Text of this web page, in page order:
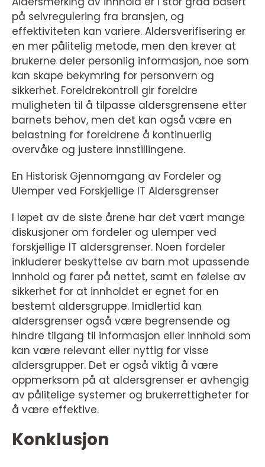
på selvregulering fra bransjen, og
effektiviteten kan variere. Aldersverifisering er
en mer pålitelig metode, men den krever at
brukerne deler personlig informasjon, noe som
kan skape bekymring for personvern og
sikkerhet. Foreldrekontroll gir foreldre
muligheten til å tilpasse aldersgrensene etter
barnets behov, men det kan også være en
belastning for foreldrene å kontinuerlig
overvåke og justere innstillingene.
En Historisk Gjennomgang av Fordeler og
Ulemper ved Forskjellige IT Aldersgrenser
I løpet av de siste årene har det vært mange
diskusjoner om fordeler og ulemper ved
forskjellige IT aldersgrenser. Noen fordeler
inkluderer beskyttelse av barn mot upassende
innhold og farer på nettet, samt en følelse av
sikkerhet for at innholdet er egnet for en
bestemt aldersgruppe. Imidlertid kan
aldersgrenser også være begrensende og
hindre tilgang til informasjon eller innhold som
kan være relevant eller nyttig for visse
aldersgrupper. Det er også viktig å være
oppmerksom på at aldersgrenser er avhengig
av pålitelige systemer og brukerrettigheter for
å være effektive.
Konklusjon